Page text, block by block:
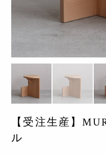
【受注生産】
ル